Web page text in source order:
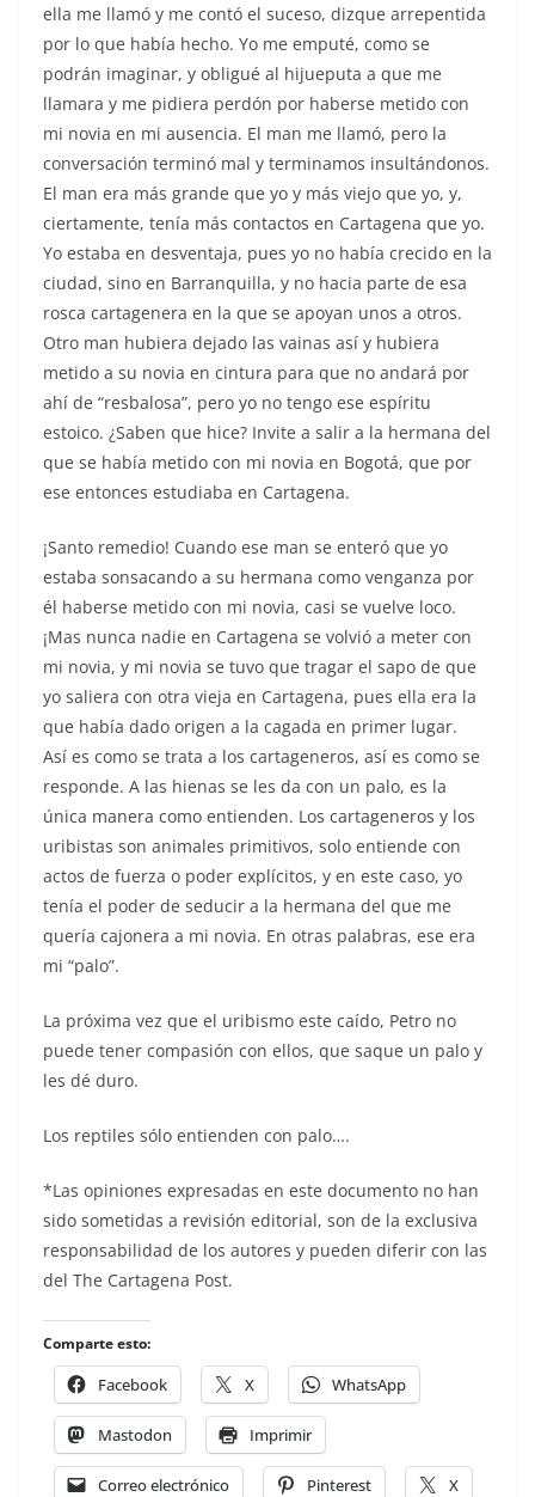
ella me llamó y me contó el suceso, dizque arrepentida
por lo que había hecho. Yo me emputé, como se
podrán imaginar, y obligué al hijueputa a que me
llamara y me pidiera perdón por haberse metido con
mi novia en mi ausencia. El man me llamó, pero la
conversación terminó mal y terminamos insultándonos.
El man era más grande que yo y más viejo que yo, y,
ciertamente, tenía más contactos en Cartagena que yo.
Yo estaba en desventaja, pues yo no había crecido en la
ciudad, sino en Barranquilla, y no hacia parte de esa
rosca cartagenera en la que se apoyan unos a otros.
Otro man hubiera dejado las vainas así y hubiera
metido a su novia en cintura para que no andará por
ahí de “resbalosa”, pero yo no tengo ese espíritu
estoico. ¿Saben que hice? Invite a salir a la hermana del
que se había metido con mi novia en Bogotá, que por
ese entonces estudiaba en Cartagena.
¡Santo remedio! Cuando ese man se enteró que yo
estaba sonsacando a su hermana como venganza por
él haberse metido con mi novia, casi se vuelve loco.
¡Mas nunca nadie en Cartagena se volvió a meter con
mi novia, y mi novia se tuvo que tragar el sapo de que
yo saliera con otra vieja en Cartagena, pues ella era la
que había dado origen a la cagada en primer lugar.
Así es como se trata a los cartageneros, así es como se
responde. A las hienas se les da con un palo, es la
única manera como entienden. Los cartageneros y los
uribistas son animales primitivos, solo entiende con
actos de fuerza o poder explícitos, y en este caso, yo
tenía el poder de seducir a la hermana del que me
quería cajonera a mi novia. En otras palabras, ese era
mi “palo”.
La próxima vez que el uribismo este caído, Petro no
puede tener compasión con ellos, que saque un palo y
les dé duro.
Los reptiles sólo entienden con palo….
*Las opiniones expresadas en este documento no han
sido sometidas a revisión editorial, son de la exclusiva
responsabilidad de los autores y pueden diferir con las
del The Cartagena Post.
Comparte esto:
Facebook X WhatsApp
Mastodon Imprimir
Correo electrónico Pinterest X